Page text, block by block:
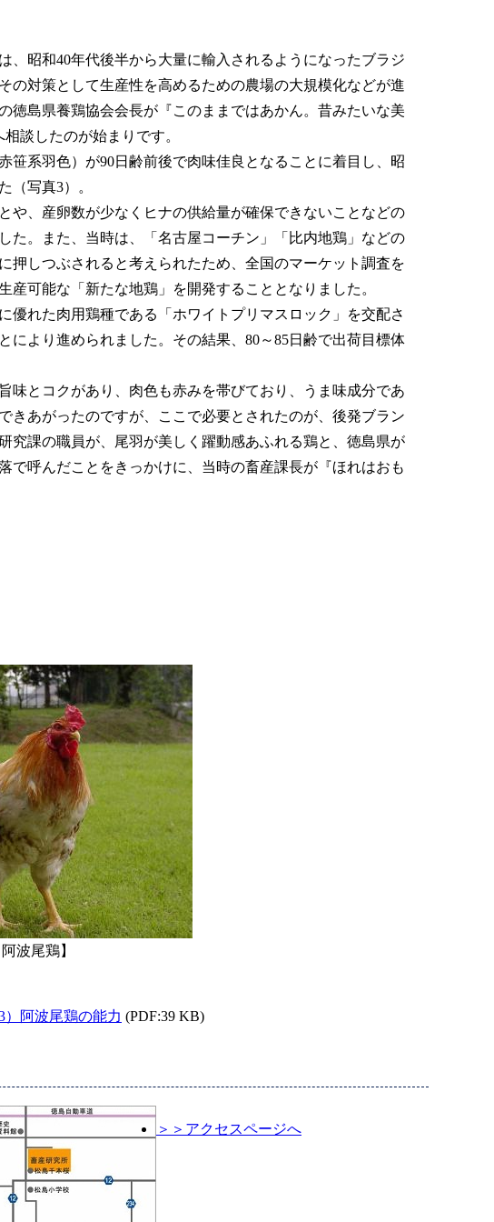
昭和40年代後半から大量に輸入されるようになったブラジ
の対策として生産性を高めるための農場の大規模化などが進
徳島県養鶏協会会長が『このままではあかん。昔みたいな美
談したのが始まりです。
系羽色）が90日齢前後で肉味佳良となることに着目し、昭
（写真3）。
、産卵数が少なくヒナの供給量が確保できないことなどの
た。また、当時は、「名古屋コーチン」「比内地鶏」などの
押しつぶされると考えられたため、全国のマーケット調査を
可能な「新たな地鶏」を開発することとなりました。
れた肉用鶏種である「ホワイトプリマスロック」を交配さ
より進められました。その結果、80～85日齢で出荷目標体
とコクがあり、肉色も赤みを帯びており、うま味成分であ
きあがったのですが、ここで必要とされたのが、後発ブラン
究課の職員が、尾羽が美しく躍動感あふれる鶏と、徳島県が
呼んだことをきっかけに、当時の畜産課長が『ほれはおも
波尾鶏】
3）阿波尾鶏の能力 (PDF:39 KB)
＞＞アクセスページへ